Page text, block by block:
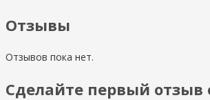
Отзывы
Отзывов пока нет.
Сделайте первый отзыв